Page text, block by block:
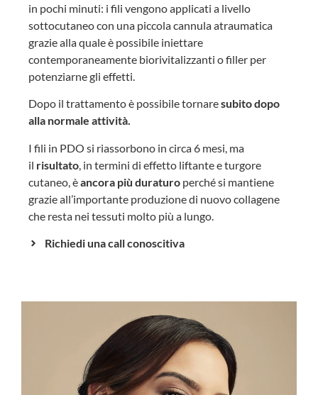
in pochi minuti: i fili vengono applicati a livello
sottocutaneo con una piccola cannula atraumatica
grazie alla quale è possibile iniettare
contemporaneamente biorivitalizzanti o filler per
potenziarne gli effetti.
Dopo il trattamento è possibile tornaresubito dopo
alla normale attività.
I fili in PDO si riassorbono in circa 6 mesi, ma
il risultato, in termini di effetto liftante e turgore
cutaneo, èancora più duraturo perché si mantiene
grazie all’importante produzione di nuovo collagene
che resta nei tessuti molto più a lungo.
Richiedi una call conoscitiva